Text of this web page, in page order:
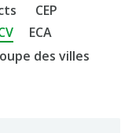
CEP
ECA
des villes